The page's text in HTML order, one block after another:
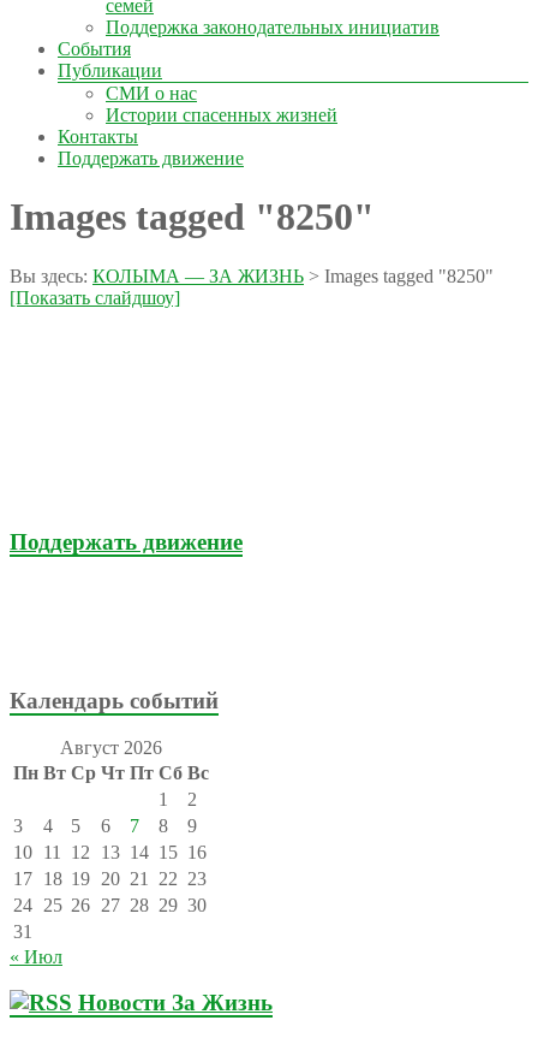
семей
Поддержка законодательных инициатив
События
Публикации
СМИ о нас
Истории спасенных жизней
Контакты
Поддержать движение
Images tagged "8250"
Вы здесь: КОЛЫМА — ЗА ЖИЗНЬ > Images tagged "8250"
[Показать слайдшоу]
Поддержать движение
Календарь событий
Август 2026
Пн Вт Ср Чт Пт Сб Вс
1
2
3
4 5 6 7 8
9
10 11 12 13 14 15 16
17 18 19 20 21 22 23
24 25 26 27 28 29 30
31
« Июл
Новости За Жизнь